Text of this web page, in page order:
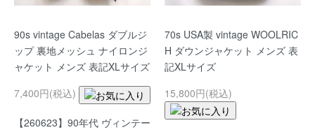
90s vintage Cabelas ダブルジ
ップ 裏地メッシュ ナイロンジ
ャケット メンズ 表記XLサイズ
7,400円(税込)
【260623】90年代 ヴィンテー
70s USA製 vintage WOOLRIC
H ダウンジャケット メンズ 表
記XLサイズ
15,800円(税込)